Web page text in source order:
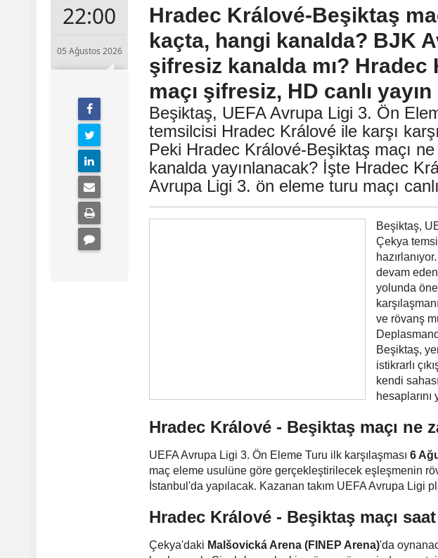
22:00
05 Ağustos 2026
Hradec Králové-Beşiktaş
kaçta, hangi kanalda? BJK
şifresiz kanalda mı?
maçı şifresiz, HD canlı yayın
Beşiktaş, UEFA Avrupa Ligi 3. Ön
temsilcisi Hradec Králové ile karşı
Peki Hradec Králové-Beşiktaş maçı
kanalda yayınlanacak? İşte Hradec
Avrupa Ligi 3. ön eleme turu maçı
Beşiktaş,
Çekya
devam
yolunda
ve rövanş
Beşiktaş,
istikrarlı
kendi
hesaplarını
Hradec Králové - Beşiktaş maçı ne
UEFA Avrupa Ligi 3. Ön Eleme Turu ilk karşılaşması 6
maç eleme usulüne göre gerçekleştirilecek eşleşmenin
İstanbul'da yapılacak. Kazanan takım UEFA Avrupa Ligi
Hradec Králové - Beşiktaş maçı
Çekya'daki Malšovická Arena (FINEP Arena)'da